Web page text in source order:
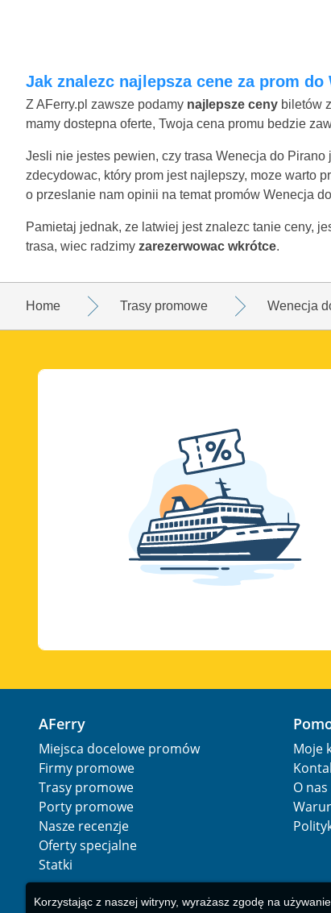
Jak znalezc najlepsza cene za prom
Z AFerry.pl zawsze podamy najlepsze ceny biletów
mamy dostepna oferte, Twoja cena promu bedzie
Jesli nie jestes pewien, czy trasa Wenecja do
zdecydowac, który prom jest najlepszy, moze warto
o przeslanie nam opinii na temat promów Wenecja
Pamietaj jednak, ze latwiej jest znalezc tanie ceny,
trasa, wiec radzimy zarezerwowac wkrótce.
Home Trasy promowe Wenecja
AFerry
Miejsca docelowe promów
Firmy promowe
Trasy promowe
Porty promowe
Nasze recenzje
Oferty specjalne
Statki
Moje
O nas
Korzystając z naszej witryny, wyrażasz zgodę na